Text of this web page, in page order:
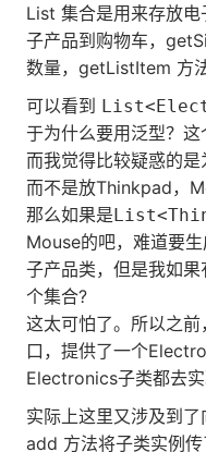
List 集合是用来存放
子产品到购物车，
数量，getListItem 方
可以看到
于为什么要用泛型？这
而我觉得比较疑惑的
而不是放Thinkpad，
那么如果是
Mouse的吧，难道要
子产品类，但是我如
个集合?
这太可怕了。所以之
口，提供了一个
Electronics子类都去实
实际上这里又涉及到
add 方法将子类实例